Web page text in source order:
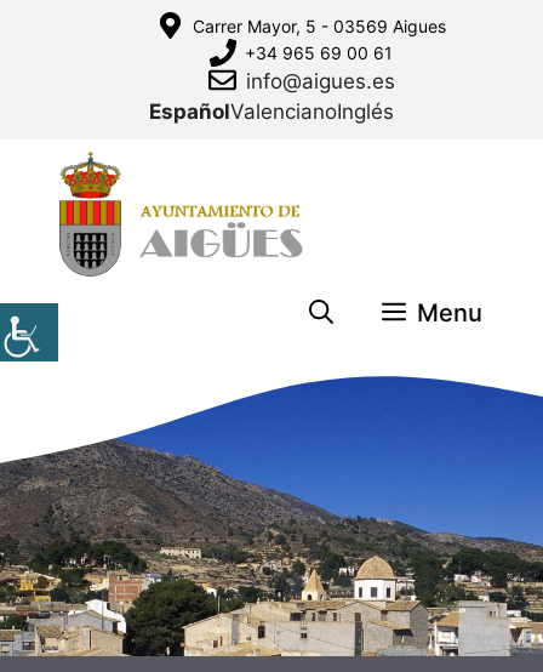
Carrer Mayor, 5 - 03569 Aigues
+34 965 69 00 61
info@aigues.es
EspañolValencianoInglés
Menu